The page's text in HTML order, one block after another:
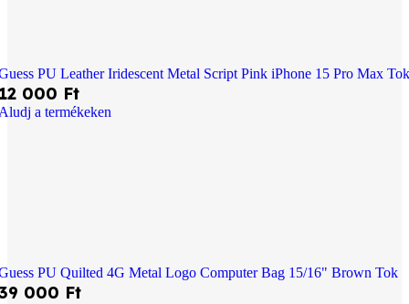
PU Leather Iridescent Metal Script Pink iPhone 15 Pro Max Tok
000 Ft
a termékeken
PU Quilted 4G Metal Logo Computer Bag 15/16" Brown Tok
000 Ft